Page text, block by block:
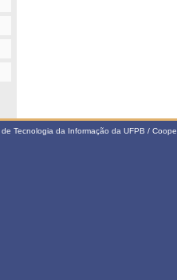
Tecnologia da Informação da UFPB /